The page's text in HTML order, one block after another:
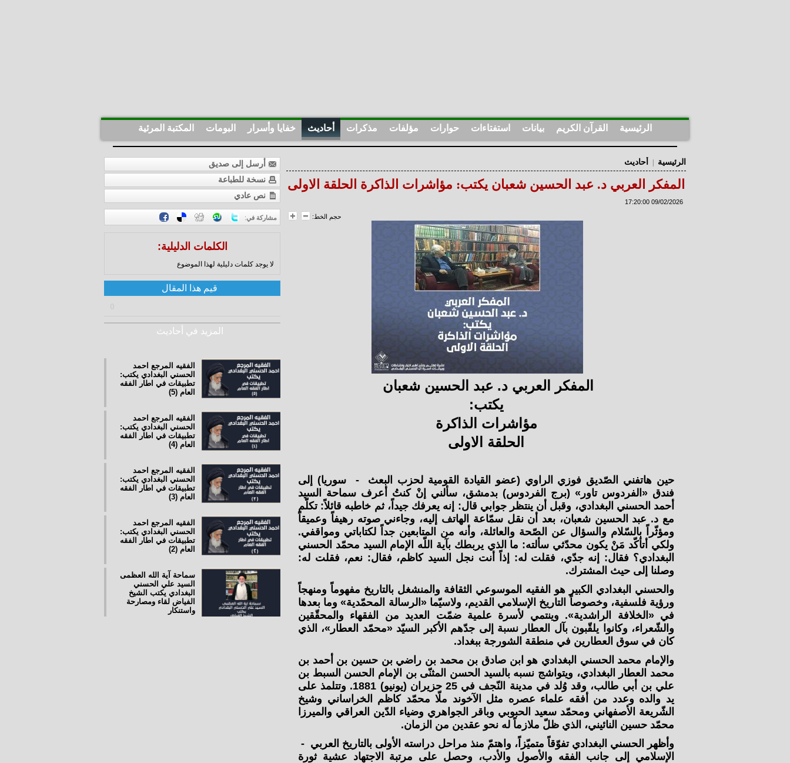
الرئيسية القرآن الكريم بيانات استفتاءات حوارات مؤلفات مذكرات أحاديث خفايا وأسرار البومات المكتبة المرئية
الرئيسية أحاديث
المفكر العربي د. عبد الحسين شعبان يكتب: مؤاشرات الذاكرة الحلقة الاولى
09/02/2026 17:20:00
حجم الخط:
المفكر العربي د. عبد الحسين شعبان
يكتب:
مؤاشرات الذاكرة
الحلقة الاولى
حين هاتفني الصّديق فوزي الراوي (عضو القيادة القومية لحزب البعث - سوريا) إلى
فندق «الفردوس تاور» (برج الفردوس) بدمشق، سألني إنْ كنتُ أعرف سماحة السيد
أحمد الحسني البغدادي، وقبل أن ينتظر جوابي قال: إنه يعرفك جيداً، ثم خاطبه قائلاً: تكلّم
مع د. عبد الحسين شعبان، بعد أن نقل سمّاعة الهاتف إليه، وجاءني صوته رهيفاً وعميقاً
ومؤثّراً بالسّلام والسؤال عن الصّحة والعائلة، وأنه من المتابعين جداً لكتاباتي ومواقفي.
ولكي أتأكّد مَنْ يكون محدّثي سألته: ما الذي يربطك بآية اللّه الإمام السيد محمّد الحسني
البغدادي؟ فقال: إنه جدّي، فقلت له: إذاً أنت نجل السيد كاظم، فقال: نعم، فقلت له:
وصلنا إلى حيث المشترك.
والحسني البغدادي الكبير هو الفقيه الموسوعي الثقافة والمنشغل بالتاريخ مفهوماً ومنهجاً
ورؤية فلسفية، وخصوصاً التاريخ الإسلامي القديم، ولاسيّما «الرسالة المحمّدية» وما بعدها
في «الخلافة الراشدية». وينتمي لأسرة علمية ضمّت العديد من الفقهاء والمحقّقين
والشّعراء، وكانوا يلقّبون بآل العطار نسبة إلى جدّهم الأكبر السيّد «محمّد العطار»، الذي
كان في سوق العطارين في منطقة الشورجة ببغداد.
والإمام محمد الحسني البغدادي هو ابن صادق بن محمد بن راضي بن حسين بن أحمد بن
محمد العطار البغدادي، ويتواشج نسبه بالسيد الحسن المثنّى بن الإمام الحسن السبط بن
علي بن أبي طالب، وقد وُلد في مدينة النّجف في 25 حزيران (يونيو) 1881. وتتلمذ على
يد والده وعدد من أفقه علماء عصره مثل الآخوند ملّا محمّد كاظم الخراساني وشيخ
الشّريعة الأصفهاني ومحمّد سعيد الحبوبي وباقر الجواهري وضياء الدّين العراقي والميرزا
محمّد حسين النائيني، الذي ظلّ ملازماً له نحو عقدين من الزمان.
وأظهر الحسني البغدادي تفوّقاً متميّزاً، واهتمّ منذ مراحل دراسته الأولى بالتاريخ العربي -
الإسلامي إلى جانب الفقه والأصول والأدب، وحصل على مرتبة الاجتهاد عشية ثورة
أرسل إلى صديق
نسخة للطباعة
نص عادي
:مشاركة في
الكلمات الدليلية:
لا يوجد كلمات دليلية لهذا الموضوع
قيم هذا المقال
المزيد في أحاديث
الفقيه المرجع احمد
الحسني البغدادي يكتب:
تطبيقات في اطار الفقه
العام (5)
الفقيه المرجع احمد
الحسني البغدادي يكتب:
تطبيقات في اطار الفقه
العام (4)
الفقيه المرجع احمد
الحسني البغدادي يكتب:
تطبيقات في اطار الفقه
العام (3)
الفقيه المرجع احمد
الحسني البغدادي يكتب:
تطبيقات في اطار الفقه
العام (2)
سماحة آية الله العظمى
السيد علي الحسني
البغدادي يكتب الشيخ
الفياض لقاء ومصارحة
واستنكار